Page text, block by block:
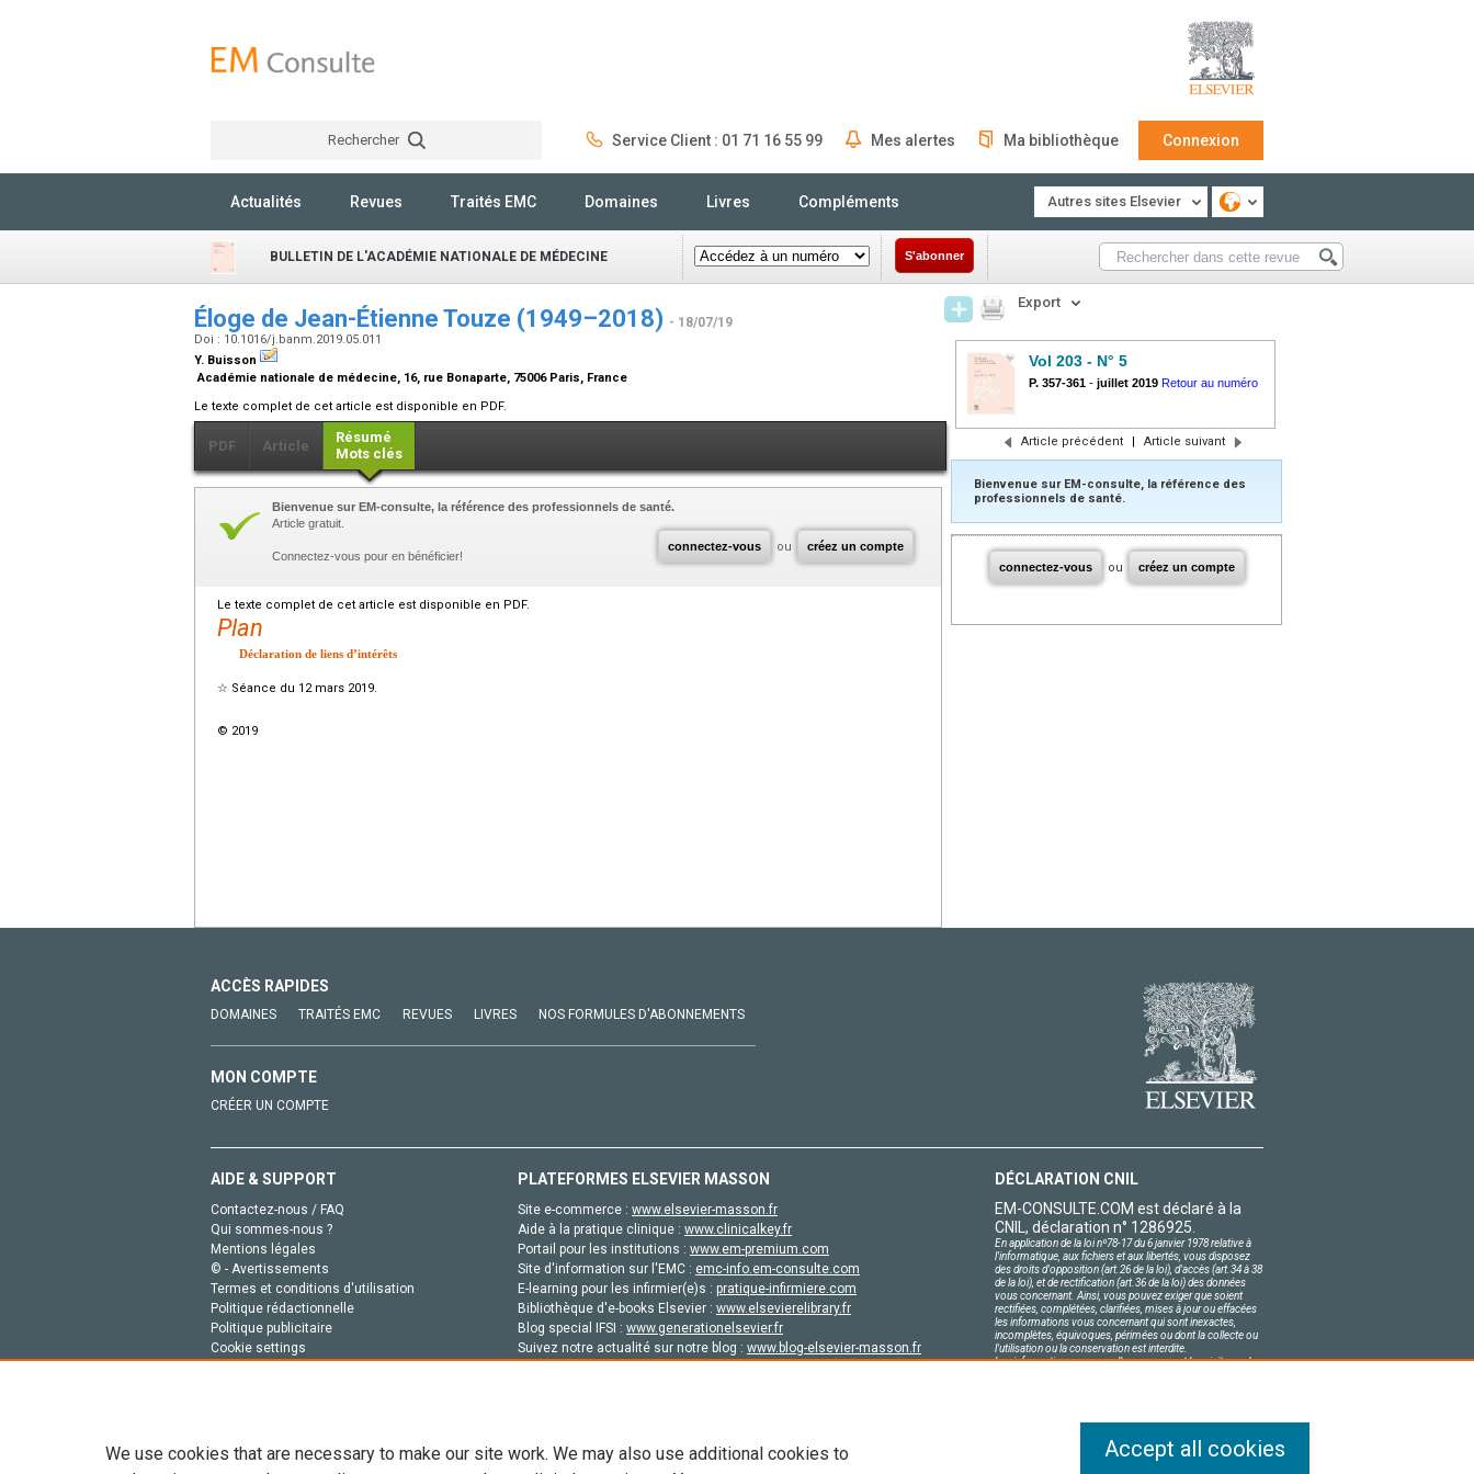
Rechercher Service Client : 01 71 16 55 99 Mes alertes Ma bibliothèque Connexion
Actualités Revues Traités EMC Domaines Livres Compléments Autres sites Elsevier
BULLETIN DE L'ACADÉMIE NATIONALE DE MÉDECINE S'abonner
Éloge de Jean-Étienne Touze (1949–2018) - 18/07/19
Doi : 10.1016/j.banm.2019.05.011
Y. Buisson
Académie nationale de médecine, 16, rue Bonaparte, 75006 Paris, France
Le texte complet de cet article est disponible en PDF.
PDF Article
Résumé
Mots clés
connectez-vous ou créez un compte
Bienvenue sur EM-consulte, la référence des professionnels de santé.
Article gratuit.
Connectez-vous pour en bénéficier!
Le texte complet de cet article est disponible en PDF.
Plan
Déclaration de liens d’intérêts
☆ Séance du 12 mars 2019.
© 2019
Export
Vol 203 - N° 5
P. 357-361 - juillet 2019 Retour au numéro
Article précédent | Article suivant
Bienvenue sur EM-consulte, la référence des
professionnels de santé.
connectez-vous ou créez un compte
ACCÈS RAPIDES
DOMAINES TRAITÉS EMC REVUES LIVRES NOS FORMULES D'ABONNEMENTS
MON COMPTE
CRÉER UN COMPTE
AIDE & SUPPORT
Contactez-nous / FAQ
Qui sommes-nous ?
Mentions légales
© - Avertissements
Termes et conditions d'utilisation
Politique rédactionnelle
Politique publicitaire
Cookie settings
PLATEFORMES ELSEVIER MASSON
Site e-commerce : www.elsevier-masson.fr
Aide à la pratique clinique : www.clinicalkey.fr
Portail pour les institutions : www.em-premium.com
Site d'information sur l'EMC : emc-info.em-consulte.com
E-learning pour les infirmier(e)s : pratique-infirmiere.com
Bibliothèque d'e-books Elsevier : www.elsevierelibrary.fr
Blog special IFSI : www.generationelsevier.fr
Suivez notre actualité sur notre blog : www.blog-elsevier-masson.fr
DÉCLARATION CNIL
EM-CONSULTE.COM est déclaré à la
CNIL, déclaration n° 1286925.
En application de la loi nº78-17 du 6 janvier 1978 relative à
l'informatique, aux fichiers et aux libertés, vous disposez
des droits d'opposition (art.26 de la loi), d'accès (art.34 à 38
de la loi), et de rectification (art.36 de la loi) des données
vous concernant. Ainsi, vous pouvez exiger que soient
rectifiées, complétées, clarifiées, mises à jour ou effacées
les informations vous concernant qui sont inexactes,
incomplètes, équivoques, périmées ou dont la collecte ou
l'utilisation ou la conservation est interdite.
Les informations personnelles concernant les visiteurs de
We use cookies that are necessary to make our site work. We may also use additional cookies to
Accept all cookies